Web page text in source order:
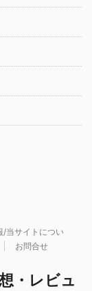
/当サイトについ
お問合せ
・レビュ